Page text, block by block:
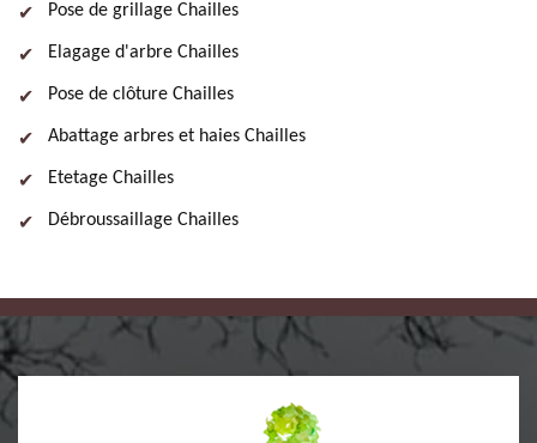
Pose de grillage Chailles
Elagage d'arbre Chailles
Pose de clôture Chailles
Abattage arbres et haies Chailles
Etetage Chailles
Débroussaillage Chailles